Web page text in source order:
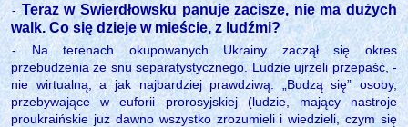
- Teraz w Swierdłowsku panuje zacisze, nie ma dużych
walk. Co się dzieje w mieście, z ludźmi?
- Na terenach okupowanych Ukrainy zaczął się okres
przebudzenia ze snu separatystycznego. Ludzie ujrzeli przepaść, -
nie wirtualną, a jak najbardziej prawdziwą. „Budzą się” osoby,
przebywające w euforii prorosyjskiej (ludzie, mający nastroje
proukraińskie już dawno wszystko zrozumieli i wiedzieli, czym się